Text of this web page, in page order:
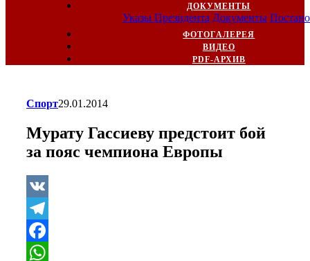
ДОКУМЕНТЫ
Указы Президента Документы
ФОТОГАЛЕРЕЯ
ВИДЕО
PDF-АРХИВ
Спорт29.01.2014
Мурату Гассиеву предстоит бой
за пояс чемпиона Европы
VK
Telegram
Facebook